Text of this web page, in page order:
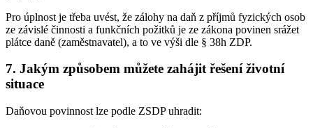
Pro úplnost je třeba uvést, že zálohy na daň z příjmů fyzických osob
ze závislé činnosti a funkčních požitků je ze zákona povinen srážet
plátce daně (zaměstnavatel), a to ve výši dle § 38h ZDP.
7. Jakým způsobem můžete zahájit řešení životní
situace
Daňovou povinnost lze podle ZSDP uhradit: